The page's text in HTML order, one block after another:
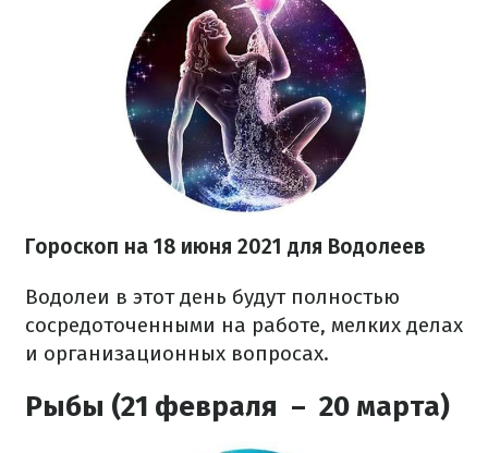
Гороскоп на 18 июня 2021 для Водолеев
Водолеи в этот день будут полностью
сосредоточенными на работе, мелких делах
и организационных вопросах.
Рыбы (21 февраля – 20 марта)